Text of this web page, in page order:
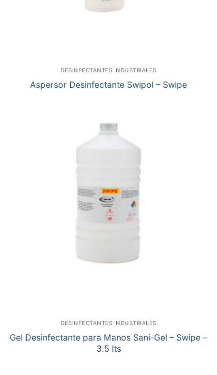
DESINFECTANTES INDUSTRIALES
Aspersor Desinfectante Swipol – Swipe
DESINFECTANTES INDUSTRIALES
Gel Desinfectante para Manos Sani-Gel – Swipe –
3.5 lts